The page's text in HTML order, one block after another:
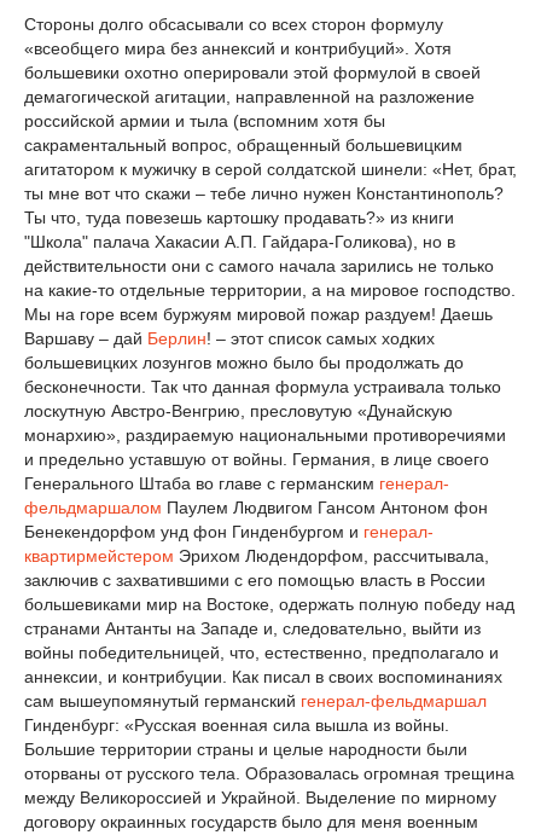
Стороны долго обсасывали со всех сторон формулу
«всеобщего мира без аннексий и контрибуций». Хотя
большевики охотно оперировали этой формулой в своей
демагогической агитации, направленной на разложение
российской армии и тыла (вспомним хотя бы
сакраментальный вопрос, обращенный большевицким
агитатором к мужичку в серой солдатской шинели: «Нет, брат,
ты мне вот что скажи – тебе лично нужен Константинополь?
Ты что, туда повезешь картошку продавать?» из книги
"Школа" палача Хакасии А.П. Гайдара-Голикова), но в
действительности они с самого начала зарились не только
на какие-то отдельные территории, а на мировое господство.
Мы на горе всем буржуям мировой пожар раздуем! Даешь
Варшаву – дай Берлин! – этот список самых ходких
большевицких лозунгов можно было бы продолжать до
бесконечности. Так что данная формула устраивала только
лоскутную Австро-Венгрию, пресловутую «Дунайскую
монархию», раздираемую национальными противоречиями
и предельно уставшую от войны. Германия, в лице своего
Генерального Штаба во главе с германским генерал-
фельдмаршалом Паулем Людвигом Гансом Антоном фон
Бенекендорфом унд фон Гинденбургом и генерал-
квартирмейстером Эрихом Людендорфом, рассчитывала,
заключив с захватившими с его помощью власть в России
большевиками мир на Востоке, одержать полную победу над
странами Антанты на Западе и, следовательно, выйти из
войны победительницей, что, естественно, предполагало и
аннексии, и контрибуции. Как писал в своих воспоминаниях
сам вышеупомянутый германский генерал-фельдмаршал
Гинденбург: «Русская военная сила вышла из войны.
Большие территории страны и целые народности были
оторваны от русского тела. Образовалась огромная трещина
между Великороссией и Украйной. Выделение по мирному
договору окраинных государств было для меня военным